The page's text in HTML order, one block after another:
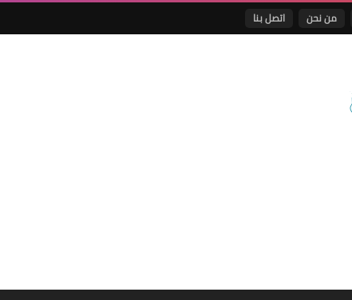
من نحن اتصل بنا